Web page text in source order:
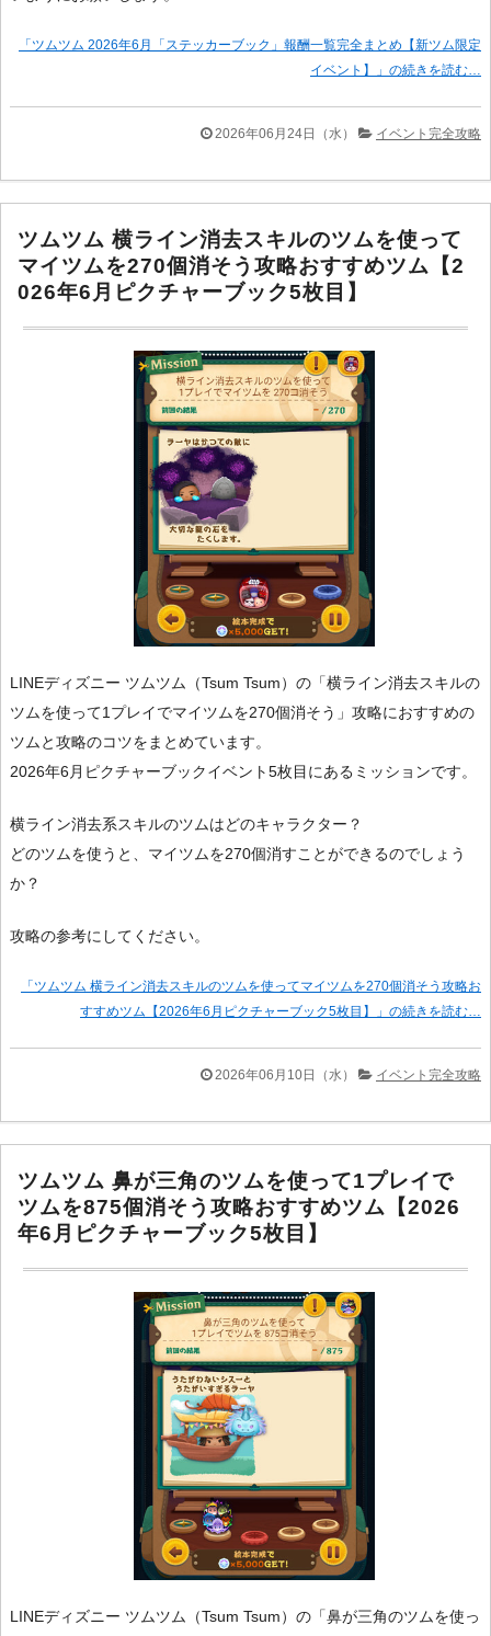
「ツムツム 2026年6月「ステッカーブック」報酬一覧完全まとめ【新ツム限定
イベント】」の続きを読む…
2026年06月24日（水） イベント完全攻略
ツムツム 横ライン消去スキルのツムを使って
マイツムを270個消そう攻略おすすめツム【2
026年6月ピクチャーブック5枚目】
LINEディズニー ツムツム（Tsum Tsum）の「横ライン消去スキルの
ツムを使って1プレイでマイツムを270個消そう」攻略におすすめの
ツムと攻略のコツをまとめています。
2026年6月ピクチャーブックイベント5枚目にあるミッションです。
横ライン消去系スキルのツムはどのキャラクター？
どのツムを使うと、マイツムを270個消すことができるのでしょう
か？
攻略の参考にしてください。
「ツムツム 横ライン消去スキルのツムを使ってマイツムを270個消そう攻略お
すすめツム【2026年6月ピクチャーブック5枚目】」の続きを読む…
2026年06月10日（水） イベント完全攻略
ツムツム 鼻が三角のツムを使って1プレイで
ツムを875個消そう攻略おすすめツム【2026
年6月ピクチャーブック5枚目】
LINEディズニー ツムツム（Tsum Tsum）の「鼻が三角のツムを使っ